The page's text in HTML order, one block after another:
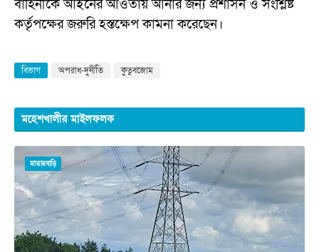
বাহিনীকে আইনের আওতায় আনার জন্য প্রশাসন ও সংশ্লিষ্ট
কর্তৃপক্ষের জরুরি হস্তক্ষেপ কামনা করেছেন।
বিভাগ অপরাধ-দুর্নীতি কুতুবজোম
মহেশখালীর মাইলফলক
মাতারবাড়ি